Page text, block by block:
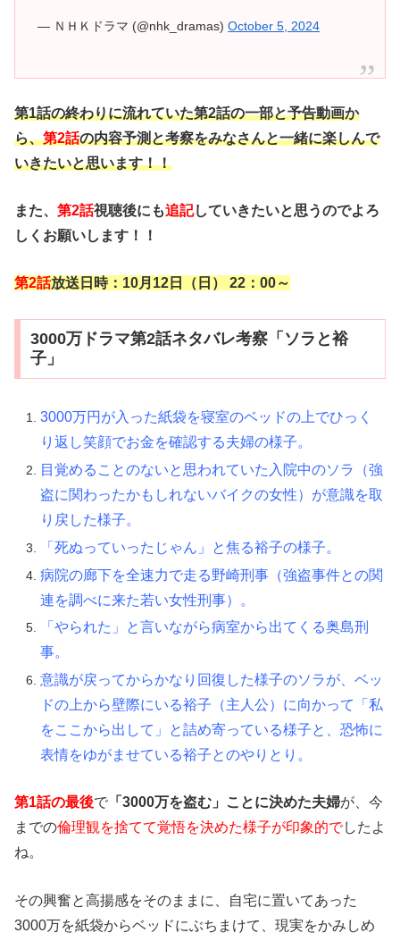
— ＮＨＫドラマ (@nhk_dramas)October 5, 2024
第1話の終わりに流れていた第2話の一部と予告動画か
ら、第2話の内容予測と考察をみなさんと一緒に楽しんで
いきたいと思います！！
また、 第2話視聴後にも追記していきたいと思うのでよろ
しくお願いします！！
第2話放送日時：10月12日（日） 22：00～
3000万ドラマ第2話ネタバレ考察「ソラと裕
子」
3000万円が入った紙袋を寝室のベッドの上でひっく
り返し笑顔でお金を確認する夫婦の様子。
目覚めることのないと思われていた入院中のソラ（強
盗に関わったかもしれないバイクの女性）が意識を取
り戻した様子。
「死ぬっていったじゃん」と焦る裕子の様子。
病院の廊下を全速力で走る野崎刑事（強盗事件との関
連を調べに来た若い女性刑事）。
「やられた」と言いながら病室から出てくる奥島刑
事。
意識が戻ってからかなり回復した様子のソラが、ベッ
ドの上から壁際にいる裕子（主人公）に向かって「私
をここから出して」と詰め寄っている様子と、恐怖に
表情をゆがませている裕子とのやりとり。
第1話の最後で 「3000万を盗む」ことに決めた夫婦が、今
までの倫理観を捨てて覚悟を決めた様子が印象的でしたよ
ね。
その興奮と高揚感をそのままに、自宅に置いてあった
3000万を紙袋からベッドにぶちまけて、現実をかみしめ